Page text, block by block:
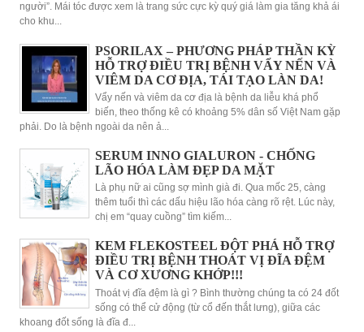
người”. Mái tóc được xem là trang sức cực kỳ quý giá làm gia tăng khả ái
cho khu...
PSORILAX – PHƯƠNG PHÁP THẦN KỲ
HỖ TRỢ ĐIỀU TRỊ BỆNH VẨY NẾN VÀ
VIÊM DA CƠ ĐỊA, TÁI TẠO LÀN DA!
Vẩy nến và viêm da cơ địa là bệnh da liễu khá phổ
biến, theo thống kê có khoảng 5% dân số Việt Nam gặp
phải. Do là bệnh ngoài da nên ả...
SERUM INNO GIALURON - CHỐNG
LÃO HÓA LÀM ĐẸP DA MẶT
Là phụ nữ ai cũng sợ mình già đi. Qua mốc 25, càng
thêm tuổi thì các dấu hiệu lão hóa càng rõ rệt. Lúc này,
chị em “quay cuồng” tìm kiếm...
KEM FLEKOSTEEL ĐỘT PHÁ HỖ TRỢ
ĐIỀU TRỊ BỆNH THOÁT VỊ ĐĨA ĐỆM
VÀ CƠ XƯƠNG KHỚP!!!
Thoát vị đĩa đệm là gì ? Bình thường chúng ta có 24 đốt
sống có thể cử động (từ cổ đến thắt lưng), giữa các
khoang đốt sống là đĩa đ...